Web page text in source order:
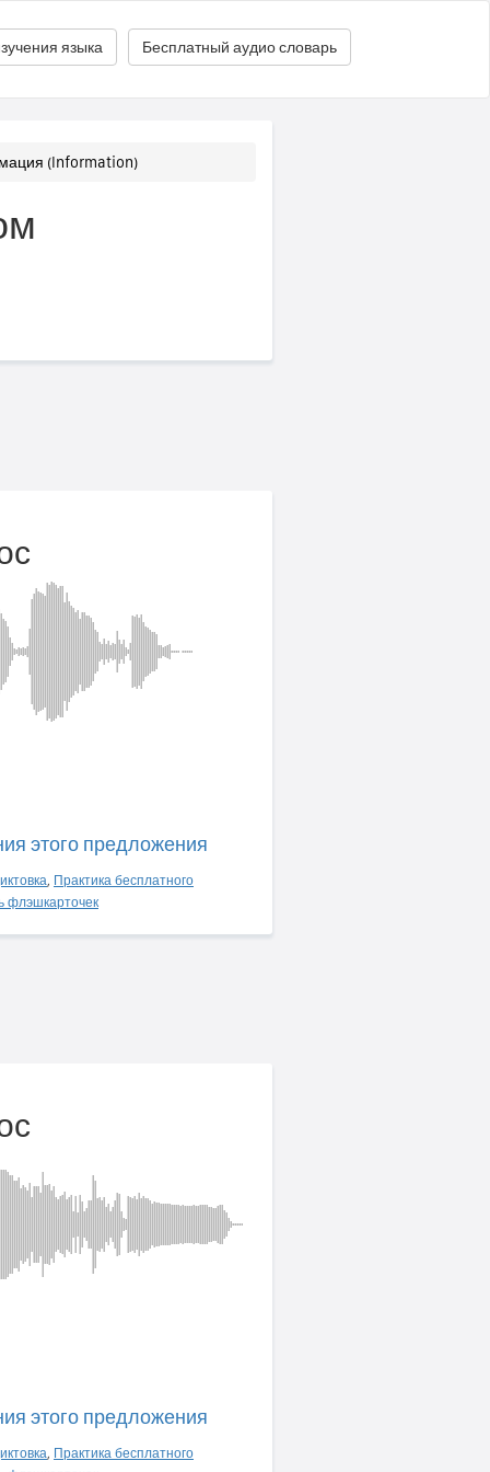
Бесплатный аудио словарь
языка
(Information)
этого предложения
, Практика бесплатного
флэшкарточек
этого предложения
, Практика бесплатного